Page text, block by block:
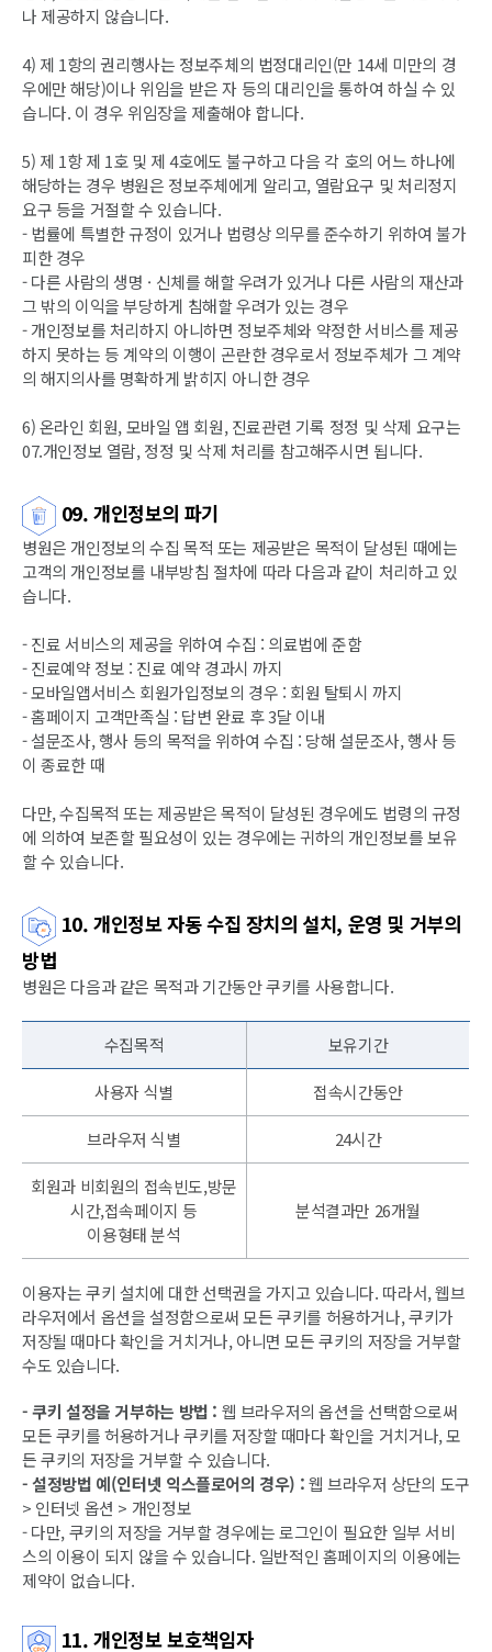
나 제공하지 않습니다.
4) 제 1항의 권리행사는 정보주체의 법정대리인(만 14세 미만의 경
우에만 해당)이나 위임을 받은 자 등의 대리인을 통하여 하실 수 있
습니다. 이 경우 위임장을 제출해야 합니다.
5) 제 1항 제 1호 및 제 4호에도 불구하고 다음 각 호의 어느 하나에
해당하는 경우 병원은 정보주체에게 알리고, 열람요구 및 처리정지
요구 등을 거절할 수 있습니다.
- 법률에 특별한 규정이 있거나 법령상 의무를 준수하기 위하여 불가
피한 경우
- 다른 사람의 생명 · 신체를 해할 우려가 있거나 다른 사람의 재산과
그 밖의 이익을 부당하게 침해할 우려가 있는 경우
- 개인정보를 처리하지 아니하면 정보주체와 약정한 서비스를 제공
하지 못하는 등 계약의 이행이 곤란한 경우로서 정보주체가 그 계약
의 해지의사를 명확하게 밝히지 아니한 경우
6) 온라인 회원, 모바일 앱 회원, 진료관련 기록 정정 및 삭제 요구는
07.개인정보 열람, 정정 및 삭제 처리를 참고해주시면 됩니다.
09. 개인정보의 파기
병원은 개인정보의 수집 목적 또는 제공받은 목적이 달성된 때에는
고객의 개인정보를 내부방침 절차에 따라 다음과 같이 처리하고 있
습니다.
- 진료 서비스의 제공을 위하여 수집 : 의료법에 준함
- 진료예약 정보 : 진료 예약 경과시 까지
- 모바일앱서비스 회원가입정보의 경우 : 회원 탈퇴시 까지
- 홈페이지 고객만족실 : 답변 완료 후 3달 이내
- 설문조사, 행사 등의 목적을 위하여 수집 : 당해 설문조사, 행사 등
이 종료한 때
다만, 수집목적 또는 제공받은 목적이 달성된 경우에도 법령의 규정
에 의하여 보존할 필요성이 있는 경우에는 귀하의 개인정보를 보유
할 수 있습니다.
10. 개인정보 자동 수집 장치의 설치, 운영 및 거부의
방법
병원은 다음과 같은 목적과 기간동안 쿠키를 사용합니다.
수집목적 보유기간
사용자 식별 접속시간동안
브라우저 식별 24시간
회원과 비회원의 접속빈도,방문
시간,접속페이지 등
이용형태 분석
분석결과만 26개월
이용자는 쿠키 설치에 대한 선택권을 가지고 있습니다. 따라서, 웹브
라우저에서 옵션을 설정함으로써 모든 쿠키를 허용하거나, 쿠키가
저장될 때마다 확인을 거치거나, 아니면 모든 쿠키의 저장을 거부할
수도 있습니다.
- 쿠키 설정을 거부하는 방법 : 웹 브라우저의 옵션을 선택함으로써
모든 쿠키를 허용하거나 쿠키를 저장할 때마다 확인을 거치거나, 모
든 쿠키의 저장을 거부할 수 있습니다.
- 설정방법 예(인터넷 익스플로어의 경우) :웹 브라우저 상단의 도구
> 인터넷 옵션 > 개인정보
- 다만, 쿠키의 저장을 거부할 경우에는 로그인이 필요한 일부 서비
스의 이용이 되지 않을 수 있습니다. 일반적인 홈페이지의 이용에는
제약이 없습니다.
11. 개인정보 보호책임자